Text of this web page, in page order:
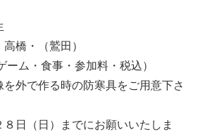
橋・（鷲田）
ム・食事・参加料・税込）
外で作る時の防寒具をご用意下さ
日（日）までにお願いいたしま